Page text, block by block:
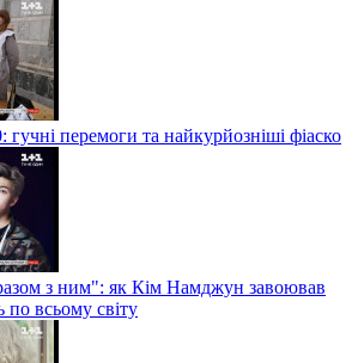
гучні перемоги та найкурйозніші фіаско
з ним": як Кім Намджун завоював
по всьому світу